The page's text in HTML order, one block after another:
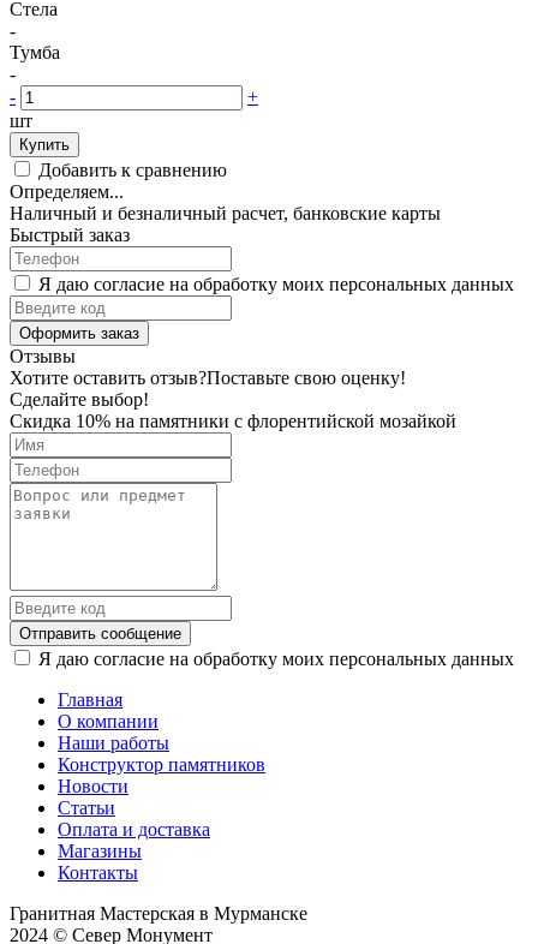
Стела
-
Тумба
-
-
+
шт
Купить
Добавить к сравнению
Определяем...
Наличный и безналичный расчет, банковские карты
Быстрый заказ
Я даю согласие на обработку моих персональных данных
Оформить заказ
Отзывы
Хотите оставить отзыв?Поставьте свою оценку!
Сделайте выбор!
Скидка 10% на памятники с флорентийской мозайкой
Отправить сообщение
Я даю согласие на обработку моих персональных данных
Главная
О компании
Наши работы
Конструктор памятников
Новости
Статьи
Оплата и доставка
Магазины
Контакты
Гранитная Мастерская в Мурманске
2024 © Север Монумент